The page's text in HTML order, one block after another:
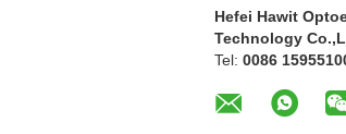
Hefei Hawit
Technology
Tel: 0086